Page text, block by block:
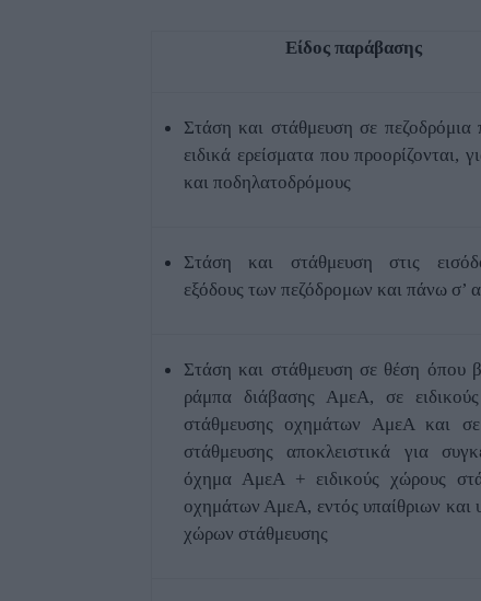
Είδος παράβασης
Στάση και στάθμευση σε πεζοδρόμια
ειδικά ερείσματα που προορίζονται,
και ποδηλατοδρόμους
Στάση και στάθμευση στις
εξόδους των πεζόδρομων και πάνω σ’
Στάση και στάθμευση σε θέση όπου
ράμπα διάβασης ΑμεΑ, σε
στάθμευσης οχημάτων ΑμεΑ και
στάθμευσης αποκλειστικά για
όχημα ΑμεΑ + ειδικούς χώρους
οχημάτων ΑμεΑ, εντός υπαίθριων και
χώρων στάθμευσης